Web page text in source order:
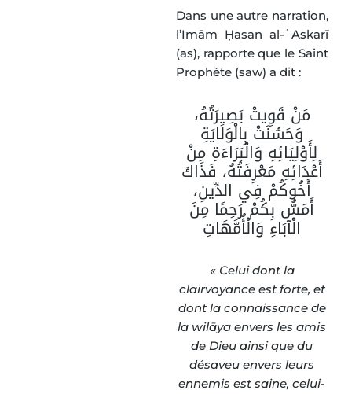
Dans une autre narration,
l’Imām Ḥasan al-ʿAskarī
(as), rapporte que le Saint
Prophète (saw) a dit :
مَنْ قَوِيتْ بَصِيرَتُهُ،
وَحَسُنَتْ بِالْوَلَايَةِ
لِأَوْلِيَائِهِ وَالْبَرَاءَةِ مِنْ
أَعْدَائِهِ مَعْرِفَتُهُ، فَذَاكَ
أَخُوكُمْ فِي الدِّينِ،
أَمَسُّ بِكُمْ رَحِمًا مِنَ
الْآبَاءِ وَالْأُمَّهَاتِ
« Celui dont la
clairvoyance est forte, et
dont la connaissance de
la wilāya envers les amis
de Dieu ainsi que du
désaveu envers leurs
ennemis est saine, celui-